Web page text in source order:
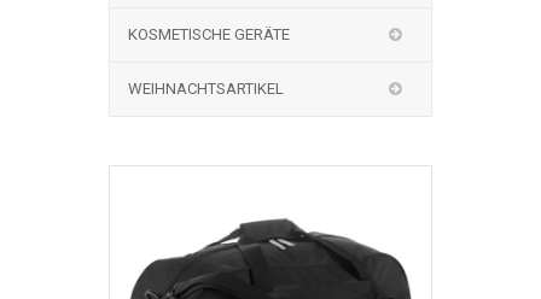
KOSMETISCHE GERÄTE
WEIHNACHTSARTIKEL